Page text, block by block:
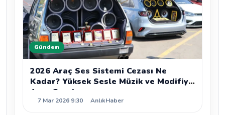
Gündem
2026 Araç Ses Sistemi Cezası Ne
Kadar? Yüksek Sesle Müzik ve Modifiye
Araç Cezaları
7 Mar 2026 9:30 AnlıkHaber